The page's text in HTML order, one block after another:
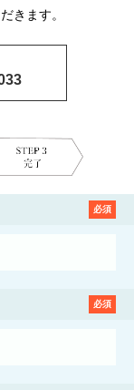
きます。
必須
必須